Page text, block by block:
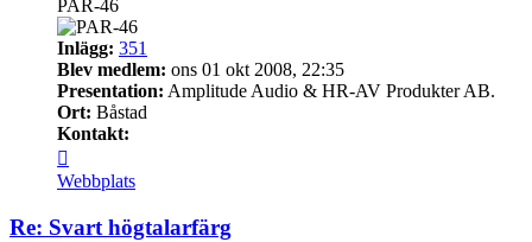
PAR-46
Inlägg: 351
Blev medlem: ons 01 okt 2008, 22:35
Presentation: Amplitude Audio & HR-AV Produkter AB.
Ort: Båstad
Kontakt:
Daniel
Ravald
Webbplats
Re: Svart högtalarfärg